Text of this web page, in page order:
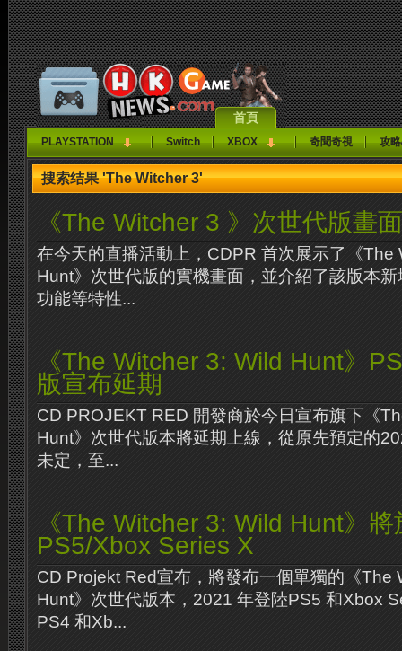
首頁
PLAYSTATION Switch XBOX 奇聞奇視 攻
搜索结果 'The Witcher 3'
《The Witcher 3 》次世代版畫
在今天的直播活動上，CDPR 首次展示了《The
Hunt》次世代版的實機畫面，並介紹了該版本
功能等特性...
《The Witcher 3: Wild Hunt》
版宣布延期
CD PROJEKT RED 開發商於今日宣布旗下《
Hunt》次世代版本將延期上線，從原先預定的
未定，至...
《The Witcher 3: Wild Hunt》
PS5/Xbox Series X
CD Projekt Red宣布，將發布一個單獨的《The
Hunt》次世代版本，2021 年登陸PS5 和Xbox
PS4 和Xb...